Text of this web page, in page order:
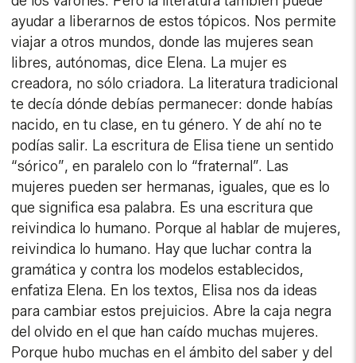
ayudar a liberarnos de estos tópicos. Nos permite
viajar a otros mundos, donde las mujeres sean
libres, autónomas, dice Elena. La mujer es
creadora, no sólo criadora. La literatura tradicional
te decía dónde debías permanecer: donde habías
nacido, en tu clase, en tu género. Y de ahí no te
podías salir. La escritura de Elisa tiene un sentido
“sórico”, en paralelo con lo “fraternal”. Las
mujeres pueden ser hermanas, iguales, que es lo
que significa esa palabra. Es una escritura que
reivindica lo humano. Porque al hablar de mujeres,
reivindica lo humano. Hay que luchar contra la
gramática y contra los modelos establecidos,
enfatiza Elena. En los textos, Elisa nos da ideas
para cambiar estos prejuicios. Abre la caja negra
del olvido en el que han caído muchas mujeres.
Porque hubo muchas en el ámbito del saber y del